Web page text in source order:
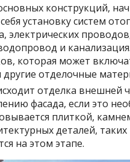
конструкций,
установку систем
электрических
и
которая может
другие отделочные
отделка внешней
фасада, если это
плиткой,
деталей, таких
на этом этапе.